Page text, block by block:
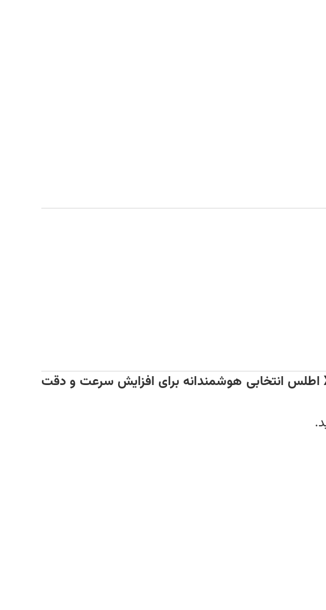
اگر به دنبال یک لاستیک درآر قابل‌اعتماد، حرفه‌ای و باکیفیت هستید، مدل X-2022 اطلس انتخابی هوشمندانه برای افزایش سرعت و دقت